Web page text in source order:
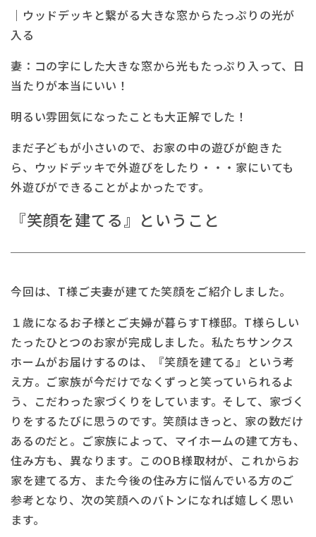
｜ウッドデッキと繋がる大きな窓からたっぷりの光が
入る
妻：コの字にした大きな窓から光もたっぷり入って、日
当たりが本当にいい！
明るい雰囲気になったことも大正解でした！
まだ子どもが小さいので、お家の中の遊びが飽きた
ら、ウッドデッキで外遊びをしたり・・・家にいても
外遊びができることがよかったです。
『笑顔を建てる』ということ
今回は、T様ご夫妻が建てた笑顔をご紹介しました。
１歳になるお子様とご夫婦が暮らすT様邸。T様らしい
たったひとつのお家が完成しました。私たちサンクス
ホームがお届けするのは、『笑顔を建てる』という考
え方。ご家族が今だけでなくずっと笑っていられるよ
う、こだわった家づくりをしています。そして、家づく
りをするたびに思うのです。笑顔はきっと、家の数だけ
あるのだと。ご家族によって、マイホームの建て方も、
住み方も、異なります。このOB様取材が、これからお
家を建てる方、また今後の住み方に悩んでいる方のご
参考となり、次の笑顔へのバトンになれば嬉しく思い
ます。